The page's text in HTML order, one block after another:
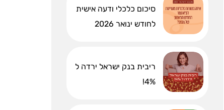
סיכום כלכלי ודעה אישית
לחודש ינואר 2026
ריבית בנק ישראל ירדה ל
4%!